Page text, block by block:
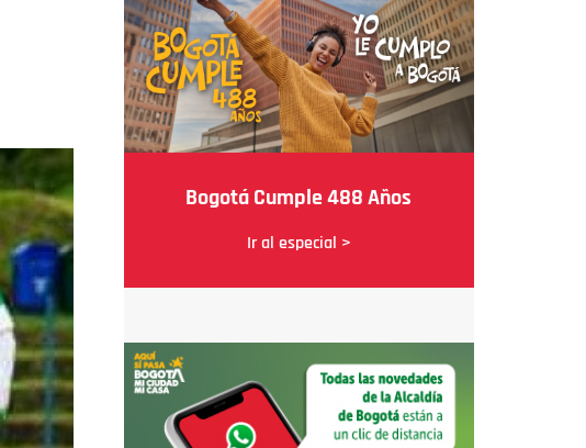
Bogotá Cumple 488 Años
Ir al especial >